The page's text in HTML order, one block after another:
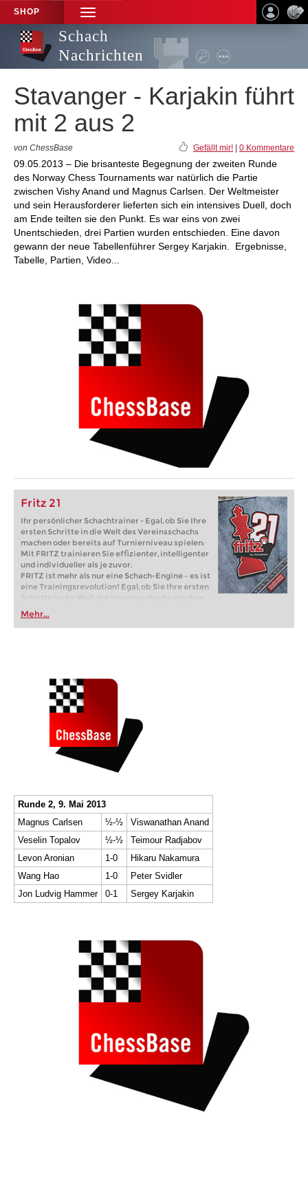
SHOP
TOGGLE
NAVIGATION
Schach
Nachrichten
Stavanger - Karjakin führt
mit 2 aus 2
von ChessBase Gefällt mir! 0 Kommentare
09.05.2013 – Die brisanteste Begegnung der zweiten Runde
des Norway Chess Tournaments war natürlich die Partie
zwischen Vishy Anand und Magnus Carlsen. Der Weltmeister
und sein Herausforderer lieferten sich ein intensives Duell, doch
am Ende teilten sie den Punkt. Es war eins von zwei
Unentschieden, drei Partien wurden entschieden. Eine davon
gewann der neue Tabellenführer Sergey Karjakin. Ergebnisse,
Tabelle, Partien, Video...
Fritz 21
Ihr persönlicher Schachtrainer - Egal, ob Sie Ihre
ersten Schritte in die Welt des Vereinsschachs
machen oder bereits auf Turnierniveau spielen:
Mit FRITZ trainieren Sie effizienter, intelligenter
und individueller als je zuvor.
FRITZ ist mehr als nur eine Schach-Engine – es ist
eine Trainingsrevolution! Egal, ob Sie Ihre ersten
Schritte in die Welt des Vereinsschachs machen
oder bereits auf Turnierniveau spielen: Mit
FRITZ trainieren Sie effizienter, intelligenter und
individueller als je zuvor.
Mehr...
Runde 2, 9. Mai 2013
Magnus Carlsen
½-½
Viswanathan Anand
Veselin Topalov
½-½
Teimour Radjabov
Levon Aronian
1-0
Hikaru Nakamura
Wang Hao
1-0
Peter Svidler
Jon Ludvig Hammer
0-1 Sergey Karjakin